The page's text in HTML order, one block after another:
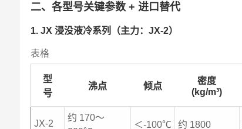
二、各型号关键参数 + 进口替代
1. JX 浸没液冷系列（主力：JX-2）
表格
型
号
沸点 倾点
密度
(kg/m³)
JX-2
约 170～
＜-100℃ 约 1800